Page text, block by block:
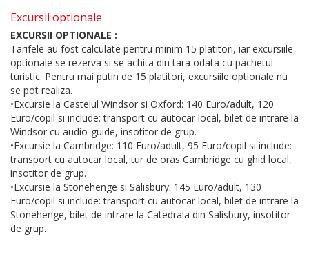
Excursii optionale
EXCURSII OPTIONALE :
Tarifele au fost calculate pentru minim 15 platitori, iar excursiile
optionale se rezerva si se achita din tara odata cu pachetul
turistic. Pentru mai putin de 15 platitori, excursiile optionale nu
se pot realiza.
•Excursie la Castelul Windsor si Oxford: 140 Euro/adult, 120
Euro/copil si include: transport cu autocar local, bilet de intrare la
Windsor cu audio-guide, insotitor de grup.
•Excursie la Cambridge: 110 Euro/adult, 95 Euro/copil si include:
transport cu autocar local, tur de oras Cambridge cu ghid local,
insotitor de grup.
•Excursie la Stonehenge si Salisbury: 145 Euro/adult, 130
Euro/copil si include: transport cu autocar local, bilet de intrare la
Stonehenge, bilet de intrare la Catedrala din Salisbury, insotitor
de grup.